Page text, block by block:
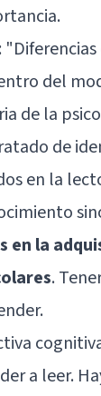
del
de la
de
en la
en la
.
a leer.